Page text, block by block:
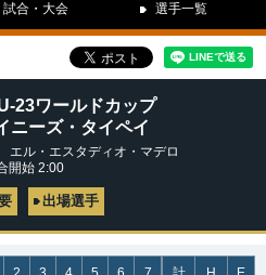
試合・大会 選手一覧
23ワールドカップ
ニーズ・タイペイ
エル・エスタディオ・マデロ
開始 2:00
出場選手